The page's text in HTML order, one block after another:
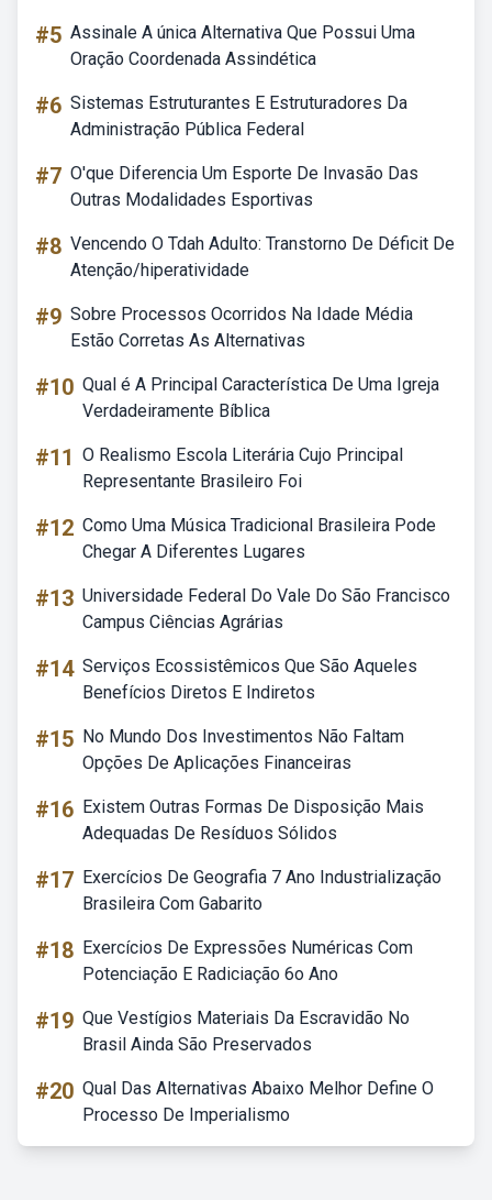
#5 Assinale A única Alternativa Que Possui Uma
Oração Coordenada Assindética
#6 Sistemas Estruturantes E Estruturadores Da
Administração Pública Federal
#7 O'que Diferencia Um Esporte De Invasão Das
Outras Modalidades Esportivas
#8 Vencendo O Tdah Adulto: Transtorno De Déficit De
Atenção/hiperatividade
#9 Sobre Processos Ocorridos Na Idade Média
Estão Corretas As Alternativas
#10 Qual é A Principal Característica De Uma Igreja
Verdadeiramente Bíblica
#11 O Realismo Escola Literária Cujo Principal
Representante Brasileiro Foi
#12 Como Uma Música Tradicional Brasileira Pode
Chegar A Diferentes Lugares
#13 Universidade Federal Do Vale Do São Francisco
Campus Ciências Agrárias
#14 Serviços Ecossistêmicos Que São Aqueles
Benefícios Diretos E Indiretos
#15 No Mundo Dos Investimentos Não Faltam
Opções De Aplicações Financeiras
#16 Existem Outras Formas De Disposição Mais
Adequadas De Resíduos Sólidos
#17 Exercícios De Geografia 7 Ano Industrialização
Brasileira Com Gabarito
#18 Exercícios De Expressões Numéricas Com
Potenciação E Radiciação 6o Ano
#19 Que Vestígios Materiais Da Escravidão No
Brasil Ainda São Preservados
#20 Qual Das Alternativas Abaixo Melhor Define O
Processo De Imperialismo